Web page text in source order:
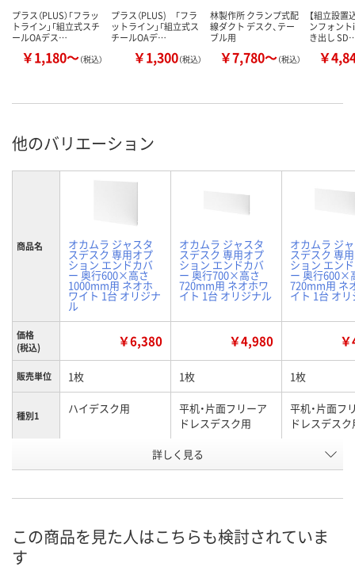
プラス（PLUS）「フラッ
トライン」「組立式スチ
ールOAデス…
￥1,180～（税込）
プラス（PLUS) 「フラ
ットライン」「組立式ス
チールOAデ…
￥1,300（税込）
林製作所 クランプ式配
線ダクト デスク、テー
ブル用
￥7,780～（税込）
【組立設置
ンフォン
き出し
￥
他のバリエーション
商品名 オカムラ ジャスタ
スデスク 専用オプ
ション エンドカバ
ー 奥行600×高さ
1000mm用 ネオホ
ワイト 1台 オリジナ
ル
オカムラ ジャスタ
スデスク 専用オプ
ション エンドカバ
ー 奥行700×高さ
720mm用 ネオホワ
イト 1台 オリジナル
オカムラ ジ
スデスク 専
ション エン
ー 奥行600×
720mm用 ネ
イト 1台 オ
価格
(税込)
￥6,380 ￥4,980
販売単位 1枚 1枚 1枚
種別1 ハイデスク用
平机・片面フリーア
ドレスデスク用
平机・片面フ
ドレスデスク
ネオホワイト ネオホワイト
号
お届け日
詳しく見る
この商品を見た人はこちらも検討されていま
す